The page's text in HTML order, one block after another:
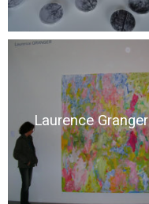
Laurence Granger